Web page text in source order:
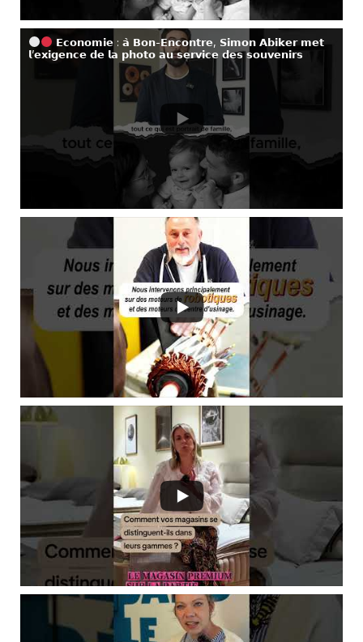
𝗘𝗰𝗼𝗻𝗼𝗺𝗶𝗲 : 𝗮̀ 𝗕𝗼𝗻-𝗘𝗻𝗰𝗼𝗻𝘁𝗿𝗲, 𝗦𝗶𝗺𝗼𝗻 𝗔𝗯𝗶𝗸𝗲𝗿 𝗺𝗲𝘁
𝗹’𝗲𝘅𝗶𝗴𝗲𝗻𝗰𝗲 𝗱𝗲 𝗹𝗮 𝗽𝗵𝗼𝘁𝗼 𝗮𝘂 𝘀𝗲𝗿𝘃𝗶𝗰𝗲 𝗱𝗲𝘀 𝘀𝗼𝘂𝘃𝗲𝗻𝗶𝗿𝘀